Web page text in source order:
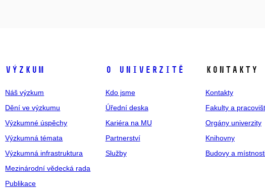
Výzkum
Náš výzkum
Dění ve výzkumu
Výzkumné úspěchy
Výzkumná témata
Výzkumná infrastruktura
Mezinárodní vědecká rada
Publikace
O univerzitě
Kdo jsme
Úřední deska
Kariéra na MU
Partnerství
Služby
Kontakty
Kontakty
Fakulty a
Orgány univerzity
Knihovny
Budovy a